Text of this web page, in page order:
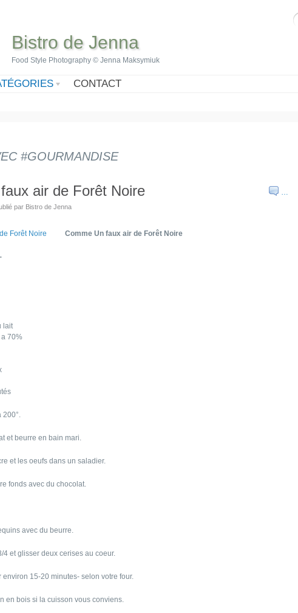
Bistro de Jenna
Food Style Photography © Jenna Maksymiuk
CONTACT
#GOURMANDISE
…
air de Forêt Noire
par Bistro de Jenna
Comme Un faux air de Forêt Noire
lait
70%
200°.
et beurre en bain mari.
et les oeufs dans un saladier.
fonds avec du chocolat.
avec du beurre.
4 et glisser deux cerises au coeur.
environ 15-20 minutes- selon votre four.
en bois si la cuisson vous conviens.